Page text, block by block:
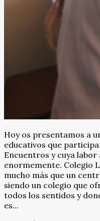
Hoy os presentamos a
educativos que
Encuentros y cuya
enormemente. Colegio
mucho más que un
siendo un colegio que
todos los sentidos y
es...